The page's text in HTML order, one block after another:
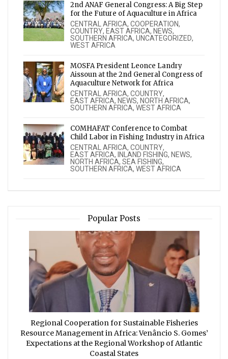
2nd ANAF General Congress: A Big Step
for the Future of Aquaculture in Africa
CENTRAL AFRICA, COOPERATION,
COUNTRY, EAST AFRICA, NEWS,
SOUTHERN AFRICA, UNCATEGORIZED,
WEST AFRICA
MOSFA President Leonce Landry
Aissoun at the 2nd General Congress of
Aquaculture Network for Africa
CENTRAL AFRICA, COUNTRY,
EAST AFRICA, NEWS, NORTH AFRICA,
SOUTHERN AFRICA, WEST AFRICA
COMHAFAT Conference to Combat
Child Labor in Fishing Industry in Africa
CENTRAL AFRICA, COUNTRY,
EAST AFRICA, INLAND FISHING, NEWS,
NORTH AFRICA, SEA FISHING,
SOUTHERN AFRICA, WEST AFRICA
Popular Posts
Regional Cooperation for Sustainable Fisheries
Resource Management in Africa: Venâncio S. Gomes’
Expectations at the Regional Workshop of Atlantic
Coastal States